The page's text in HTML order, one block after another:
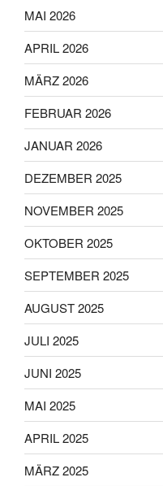
MAI 2026
APRIL 2026
MÄRZ 2026
FEBRUAR 2026
JANUAR 2026
DEZEMBER 2025
NOVEMBER 2025
OKTOBER 2025
SEPTEMBER 2025
AUGUST 2025
JULI 2025
JUNI 2025
MAI 2025
APRIL 2025
MÄRZ 2025